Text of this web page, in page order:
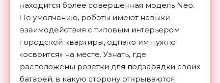
находится более совершенная модель Neo.
По умолчанию, роботы имеют навыки
взаимодействия с типовым интерьером
городской квартиры, однако им нужно
«освоится» на месте. Узнать, где
расположены розетки для подзарядки своих
батарей, в какую сторону открываются